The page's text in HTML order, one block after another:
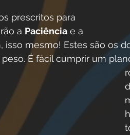
prescritos para
a Paciência e a
isso mesmo! Estes são os
É fácil cumprir um